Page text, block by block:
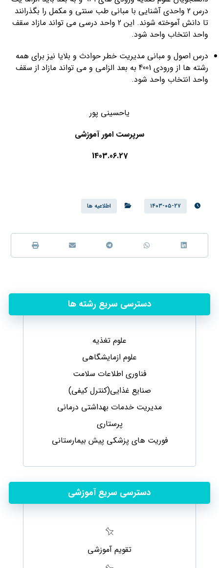
درس 2 واحدی آشنایی با مبانی طب سنتی و مکمل را بگذرانند
تا دانش آموخته شوند. این 2 واحد درسی می تواند مازاد سقف
واحد انتخاب واحد شود.
درس اصول و مبانی مدیریت خطر حوادث و بلایا نیز برای همه
رشته ها از ورودی 4001 به بعد الزامی و می تواند مازاد از سقف
واحد انتخاب واحد شود.
یاحسینی پور
سرپرست امور آموزشی
1403.06.27
۱۴۰۳-۰۵-۲۷ اطلاعیه ها
دسترسی سریع رشته ها
علوم تغذیه
علوم ازمایشگاهی
فناوری اطلاعات سلامت
صنایع غذایی(کنترل کیفی)
مدیریت خدمات بهداشتی درمانی
پرستاری
فوریت های پزشکی پیش بیمارستانی
دسترسی سریع آموزشی
تقویم آموزشی